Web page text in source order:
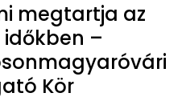
megtartja az
–
Kör